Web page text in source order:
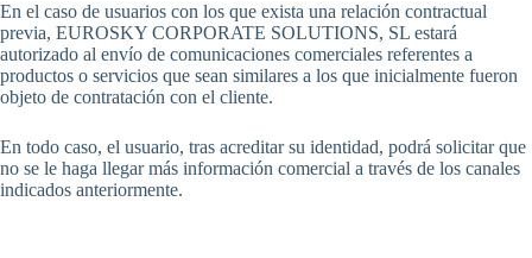
En el caso de usuarios con los que exista una relación contractual
previa, EUROSKY CORPORATE SOLUTIONS, SL estará
autorizado al envío de comunicaciones comerciales referentes a
productos o servicios que sean similares a los que inicialmente fueron
objeto de contratación con el cliente.
En todo caso, el usuario, tras acreditar su identidad, podrá solicitar que
no se le haga llegar más información comercial a través de los canales
indicados anteriormente.